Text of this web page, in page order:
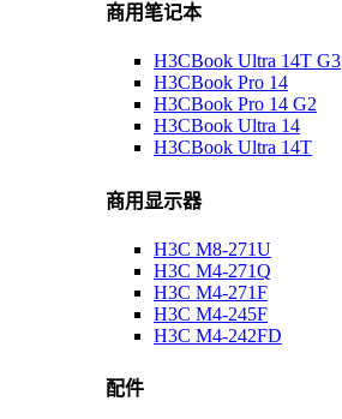
商用笔记本
H3CBook Ultra 14T G3
H3CBook Pro 14
H3CBook Pro 14 G2
H3CBook Ultra 14
H3CBook Ultra 14T
商用显示器
H3C M8-271U
H3C M4-271Q
H3C M4-271F
H3C M4-245F
H3C M4-242FD
配件